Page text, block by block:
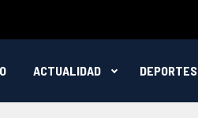
ACTUALIDAD DEPORTES